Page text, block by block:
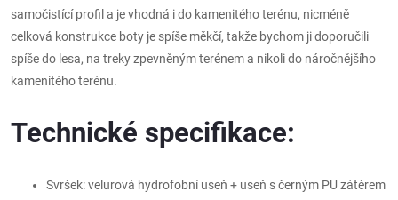
samočistící profil a je vhodná i do kamenitého terénu, nicméně
celková konstrukce boty je spíše měkčí, takže bychom ji doporučili
spíše do lesa, na treky zpevněným terénem a nikoli do náročnějšího
kamenitého terénu.
Technické specifikace:
Svršek: velurová hydrofobní useň + useň s černým PU zátěrem